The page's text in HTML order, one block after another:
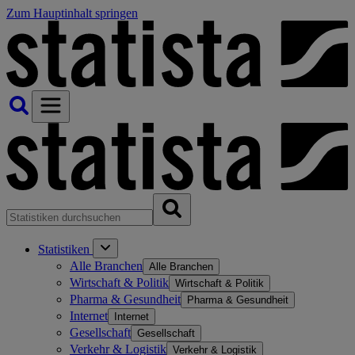
Zum Hauptinhalt springen
Statistiken
Alle Branchen Alle Branchen
Wirtschaft & Politik Wirtschaft & Politik
Pharma & Gesundheit Pharma & Gesundheit
Internet Internet
Gesellschaft Gesellschaft
Verkehr & Logistik Verkehr & Logistik